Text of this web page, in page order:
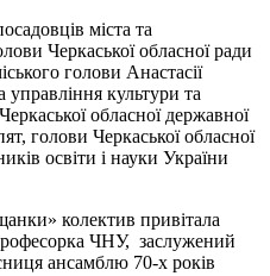
міста та
Черкаської обласної ради
голови Анастасії
управління культури та
обласної державної
голови Черкаської обласної
освіти і науки України
колектив привітала
ЧНУ, заслужений
ансамблю 70-х років